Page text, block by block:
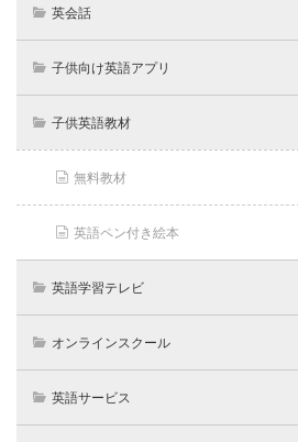
英会話
子供向け英語アプリ
子供英語教材
無料教材
英語ペン付き絵本
英語学習テレビ
オンラインスクール
英語サービス